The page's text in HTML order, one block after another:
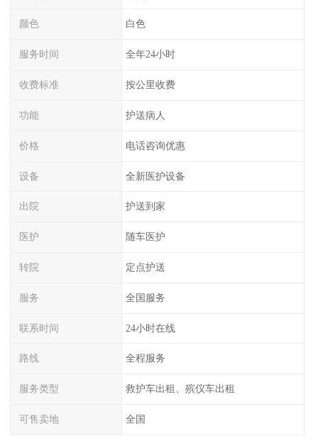
颜色 白色
服务时间 全年24小时
收费标准 按公里收费
功能 护送病人
价格 电话咨询优惠
设备 全新医护设备
出院 护送到家
医护 随车医护
转院 定点护送
服务 全国服务
联系时间 24小时在线
路线 全程服务
服务类型 救护车出租、殡仪车出租
可售卖地 全国